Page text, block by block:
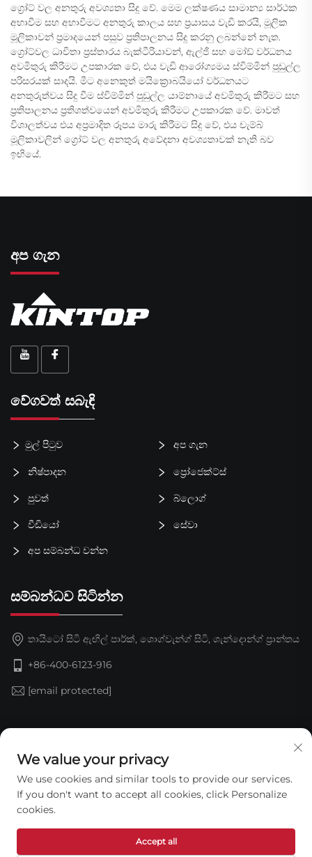
ග්‍රෝට් වල අනතුරු අවශ්‍යතා සිදු වේ. මෙම ලක්ෂණය සාමාන්‍ය සාර්ථක
අභාවීම සහ අභාවීමට අනතුරු කාලය සහ ප්‍රයාසය වැඩි කරයි, මූලික
මූලිකාවන් ප්‍රමාදයෙන් පසුව ප්‍රතිපාලනය සිදු කරනු ලබන්නේ නැත.
ග්‍රෝට්වල ධාවිතා ප්‍රස්තාරය බැක්ටීරියාවන්, ඇල්ජි සහ මෝඩ් වර්ධනය
අවමිතුරු කිරීමට උපකාරක වේ, එය වැඩි ආරෝග්‍යමය ස්විම්මින් පුඩුල්ල
පරිසරයක් සාදයි. මීට අනෙකුත් මයික්‍රොබයියෝ වර්ධනයට
අනතුරුත්වය සිදු වීම ස්විම්මින් පුඩුල්ල යාම්නායේ අවමිතුරු කිරීමට සහ
ප්‍රතිපාලනය ප්‍රතිශත්වයෙන් අවමිතුරු කිරීමට උපකාරක වේ. මාවත්
විශාලත්වය එය අප්‍රමාදිත රූපය මාරු කිරීමට සිදු වේ, එය චැම්බ්
මූලිකාවලින් ග්‍රෝට් වල අනතුරු අවේදනා අවශ්‍යතාවක් නැති බව
ඉඟියේ.
අප ගැන
වේගවත් සබැඳි
මුල් පිටුව අප ගැන
නිෂ්පාදන ප්‍රෝජෙක්ට්ස්
පුවත් බ්ලොග්
වීඩියෝ සේවා
අප සම්බන්ධ වන්න
සම්බන්ධව සිටින්න
තායිටෝ සිටි ඇඟිල් පාර්ක්, ශොග්වැන්ග් සිටි, ශැන්දොන්ග් ප්‍රාන්තය
+86-400-6123-916
[email protected]
We value your privacy
We use cookies and similar tools to provide our services.
If you don't want to accept all cookies, click Personalize
cookies.
Accept all